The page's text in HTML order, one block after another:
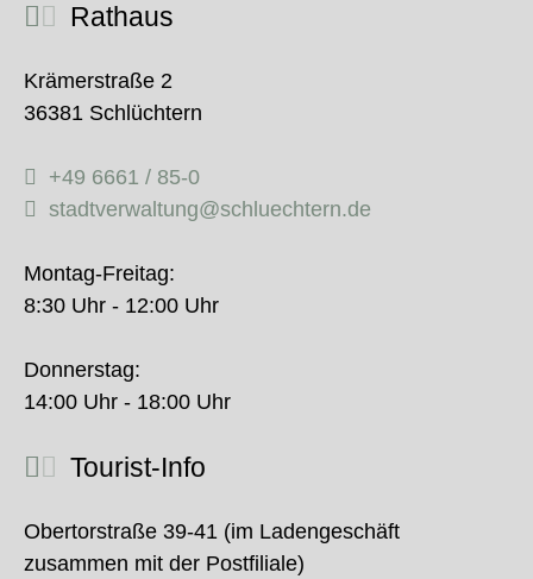
Rathaus
Krämerstraße 2
36381 Schlüchtern
+49 6661 / 85-0
stadtverwaltung@schluechtern.de
Montag-Freitag:
8:30 Uhr - 12:00 Uhr
Donnerstag:
14:00 Uhr - 18:00 Uhr
Tourist-Info
Obertorstraße 39-41 (im Ladengeschäft
zusammen mit der Postfiliale)